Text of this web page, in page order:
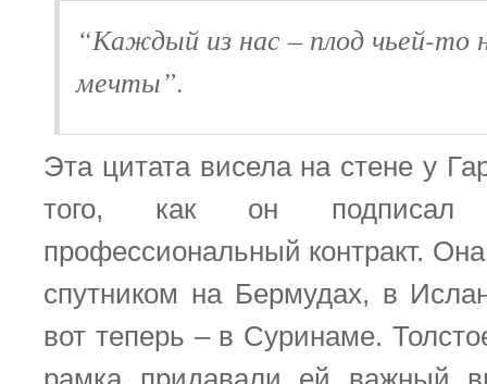
“Каждый из нас – плод чьей-то
мечты”.
Эта цитата висела на стене у
того, как он подписал
профессиональный контракт.
спутником на Бермудах, в
вот теперь – в Суринаме.